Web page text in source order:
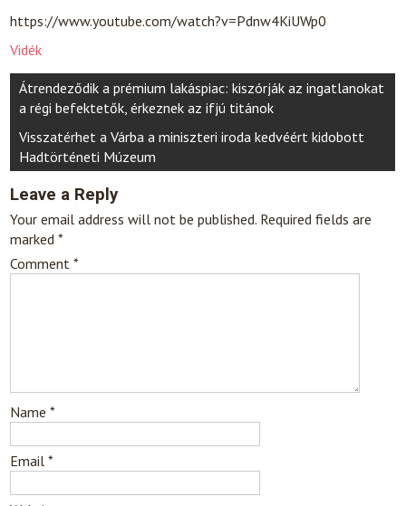
https://www.youtube.com/watch?v=Pdnw4KiUWp0
Vidék
Post
navigation
Átrendeződik a prémium lakáspiac: kiszórják az ingatlanokat
a régi befektetők, érkeznek az ifjú titánok
Visszatérhet a Várba a miniszteri iroda kedvéért kidobott
Hadtörténeti Múzeum
Leave a Reply
Your email address will not be published. Required fields are
marked*
Comment*
Name*
Email*